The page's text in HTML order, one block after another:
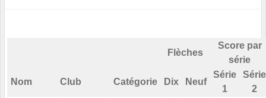
Flèches
Score par
série
Nom Club Catégorie Dix Neuf
Série
1
Série
2